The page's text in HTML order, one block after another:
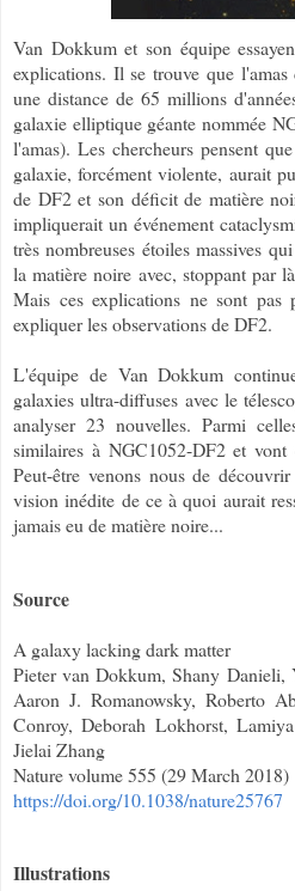
Van Dokkum et son équipe
explications. Il se trouve que
une distance de 65 millions
galaxie elliptique géante nommée
l'amas). Les chercheurs pensent
galaxie, forcément violente, aurait
de DF2 et son déficit de matière
impliquerait un événement
très nombreuses étoiles massives
la matière noire avec, stoppant par
Mais ces explications ne sont pas
expliquer les observations de DF2.
L'équipe de Van Dokkum
galaxies ultra-diffuses avec le
analyser 23 nouvelles. Parmi
similaires à NGC1052-DF2 et vont
Peut-être venons nous de
vision inédite de ce à quoi aurait
jamais eu de matière noire...
Source
A galaxy lacking dark matter
Pieter van Dokkum, Shany
Aaron J. Romanowsky, Roberto
Conroy, Deborah Lokhorst,
Jielai Zhang
Nature volume 555 (29 March 2018)
https://doi.org/10.1038/nature25767
Illustrations